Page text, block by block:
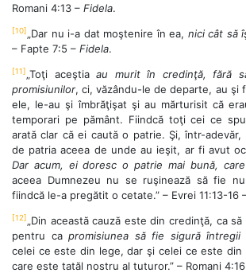
Romani 4:13 – Fidela.
[10] „Dar nu i-a dat moştenire în ea, nici cât să
– Fapte 7:5 – Fidela.
[11] „Toţi aceştia au murit în credinţă, fără
promisiunilor, ci, văzându-le de departe, au şi
ele, le-au şi îmbrăţişat şi au mărturisit că
temporari pe pământ. Fiindcă toţi cei ce
arată clar că ei caută o patrie. Şi, într-
de patria aceea de unde au ieşit, ar fi avut
Dar acum, ei doresc o patrie mai bună,
aceea Dumnezeu nu se ruşinează să fie
fiindcă le-a pregătit o cetate.” – Evrei 11:13-16
[12] „Din această cauză este din credinţă, ca
pentru capromisiunea să fie sigură întregii
celei ce este din lege, dar şi celei ce este din
care este tatăl nostru al tuturor.” – Romani